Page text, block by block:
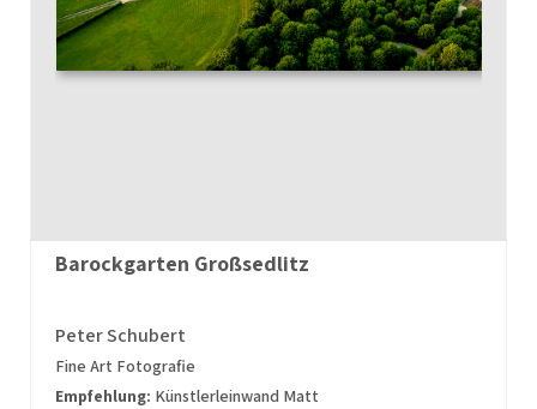
Barockgarten Großsedlitz
Peter Schubert
Fine Art Fotografie
Empfehlung: Künstlerleinwand Matt